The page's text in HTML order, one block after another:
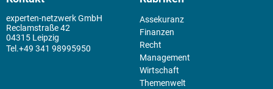
experten-netzwerk GmbH
Reclamstraße 42
04315 Leipzig
+49 341 98995950
Assekuranz
Finanzen
Recht
Management
Wirtschaft
Themenwelt